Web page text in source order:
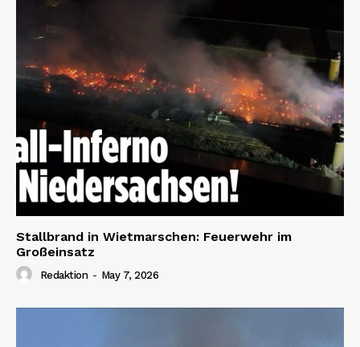
Stallbrand in Wietmarschen: Feuerwehr im
Großeinsatz
Redaktion - May 7, 2026